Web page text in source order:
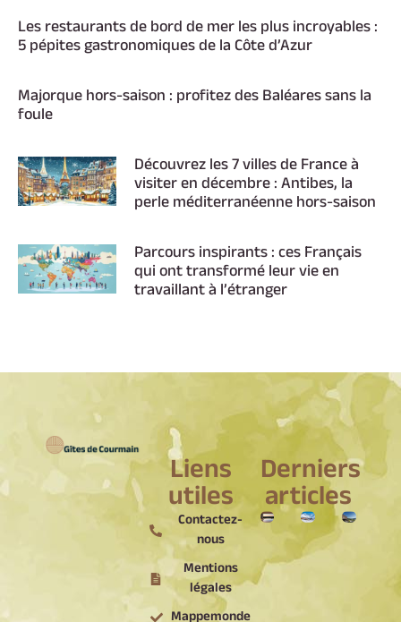
Les restaurants de bord de mer les plus incroyables :
5 pépites gastronomiques de la Côte d’Azur
Majorque hors-saison : profitez des Baléares sans la
foule
Découvrez les 7 villes de France à
visiter en décembre : Antibes, la
perle méditerranéenne hors-saison
Parcours inspirants : ces Français
qui ont transformé leur vie en
travaillant à l’étranger
Liens
utiles
Contactez-
nous
Mentions
légales
Mappemonde
Derniers
articles